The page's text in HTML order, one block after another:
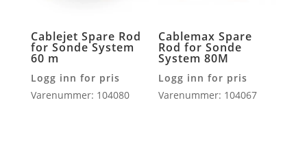
Cablejet Spare Rod
for Sonde System
60 m
Logg inn for pris
Varenummer: 104080
Cablemax Spare
Rod for Sonde
System 80M
Logg inn for pris
Varenummer: 104067